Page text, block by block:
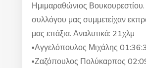
Ημιμαραθώνιος
συλλόγου μας συμμετείχαν
μας επάξια. Αναλυτικά: 21χλμ
▪︎Αγγελόπουλος Μιχάλης
▪︎Ζαζόπουλος Πολύκαρπος